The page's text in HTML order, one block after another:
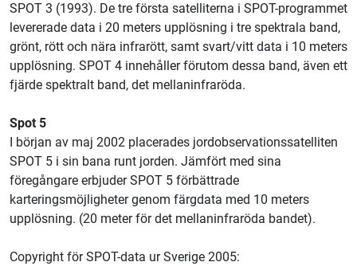
SPOT 3 (1993). De tre första satelliterna i SPOT-programmet
levererade data i 20 meters upplösning i tre spektrala band,
grönt, rött och nära infrarött, samt svart/vitt data i 10 meters
upplösning. SPOT 4 innehåller förutom dessa band, även ett
fjärde spektralt band, det mellaninfraröda.
Spot 5
I början av maj 2002 placerades jordobservationssatelliten
SPOT 5 i sin bana runt jorden. Jämfört med sina
föregångare erbjuder SPOT 5 förbättrade
karteringsmöjligheter genom färgdata med 10 meters
upplösning. (20 meter för det mellaninfraröda bandet).
Copyright för SPOT-data ur Sverige 2005: